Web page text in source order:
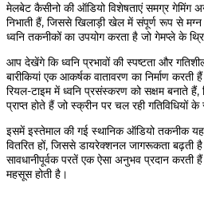
मेलबेट कैसीनो की ऑडियो विशेषताएं समग्र गेमिंग
निभाती हैं, जिससे खिलाड़ी खेल में संपूर्ण रूप से
ध्वनि तकनीकों का उपयोग करता है जो गेमप्ले के
आप देखेंगे कि ध्वनि प्रभावों की स्पष्टता और
बारीकियां एक आकर्षक वातावरण का निर्माण
रियल-टाइम में ध्वनि प्रसंस्करण को सक्षम बनाते
प्राप्त होते हैं जो स्क्रीन पर चल रही
इसमें इस्तेमाल की गई स्थानिक ऑडियो तकनीक यह
वितरित हों, जिससे डायरेक्शनल जागरूकता बढ़ती
सावधानीपूर्वक परतें एक ऐसा अनुभव प्रदान करती
महसूस होती है।